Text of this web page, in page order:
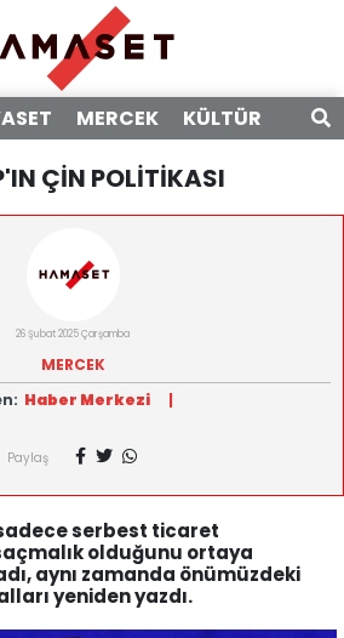
MERCEK KÜLTÜR
ÇİN POLİTİKASI
26 Şubat 2025 Çarşamba
MERCEK
Haber Merkezi |
Paylaş
serbest ticaret
olduğunu ortaya
aynı zamanda önümüzdeki
yeniden yazdı.